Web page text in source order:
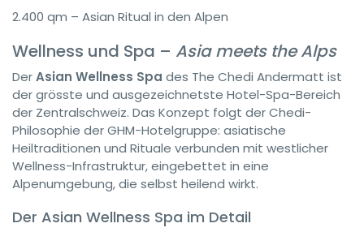
2.400 qm – Asian Ritual in den Alpen
Wellness und Spa – Asia meets the Alps
DerAsian Wellness Spa des The Chedi Andermatt ist
der grösste und ausgezeichnetste Hotel-Spa-Bereich
der Zentralschweiz. Das Konzept folgt der Chedi-
Philosophie der GHM-Hotelgruppe: asiatische
Heiltraditionen und Rituale verbunden mit westlicher
Wellness-Infrastruktur, eingebettet in eine
Alpenumgebung, die selbst heilend wirkt.
Der Asian Wellness Spa im Detail